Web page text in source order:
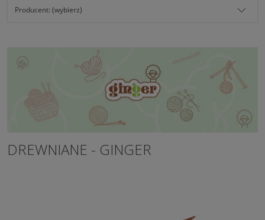
Producent: (wybierz)
DREWNIANE - GINGER